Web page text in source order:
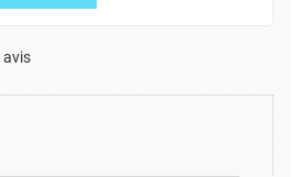
avis